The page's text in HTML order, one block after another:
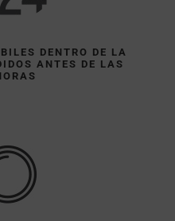
DENTRO DE LA
ANTES DE LAS